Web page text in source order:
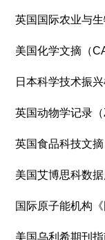
英国国际农业与
美国化学文摘（
日本科学技术振
英国动物学记录（
英国食品科技文摘
美国艾博思科数据
国际原子能机构
美国乌利希期刊指